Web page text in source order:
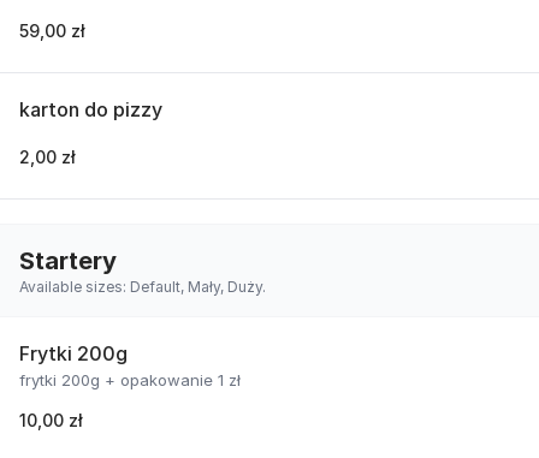
59,00 zł
karton do pizzy
2,00 zł
Startery
Available sizes: Default, Mały, Duży.
Frytki 200g
frytki 200g + opakowanie 1 zł
10,00 zł